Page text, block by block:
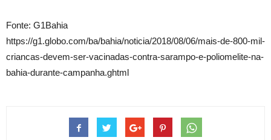
Fonte: G1Bahia
https://g1.globo.com/ba/bahia/noticia/2018/08/06/mais-de-800-mil-
criancas-devem-ser-vacinadas-contra-sarampo-e-poliomelite-na-
bahia-durante-campanha.ghtml